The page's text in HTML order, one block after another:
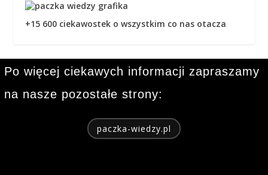
+15 600 ciekawostek o wszystkim co nas otacza
Po więcej ciekawych informacji zapraszamy
na nasze pozostałe strony:
paczka-wiedzy.pl